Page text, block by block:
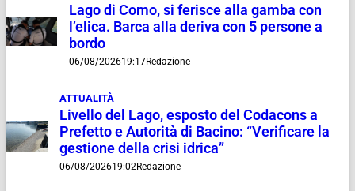
Lago di Como, si ferisce alla gamba con
l’elica. Barca alla deriva con 5 persone a
bordo
06/08/202619:17Redazione
ATTUALITÀ
Livello del Lago, esposto del Codacons a
Prefetto e Autorità di Bacino: “Verificare la
gestione della crisi idrica”
06/08/202619:02Redazione